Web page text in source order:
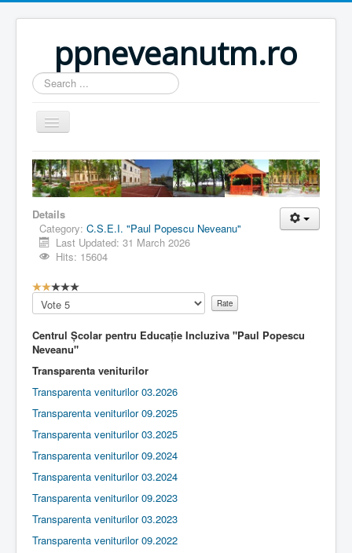
ppneveanutm.ro
Search
...
Home
Resurse
Publicatii
Parteneri
Activitati
Anunturi
Contact
Lectii e-learning
Resurse-educationale
Details
Category: C.S.E.I. "Paul Popescu Neveanu"
Last Updated: 31 March 2026
Hits: 15604
U
s
e
R
a
t
n
g
2
/
Please
Rate
Centrul Școlar pentru Educație Incluziva "Paul Popescu
Neveanu"
Transparenta veniturilor
Transparenta veniturilor 03.2026
Transparenta veniturilor 09.2025
Transparenta veniturilor 03.2025
Transparenta veniturilor 09.2024
Transparenta veniturilor 03.2024
Transparenta veniturilor 09.2023
Transparenta veniturilor 03.2023
Transparenta veniturilor 09.2022